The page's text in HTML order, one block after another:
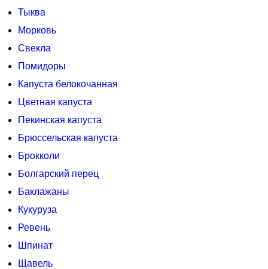
Тыква
Морковь
Свекла
Помидоры
Капуста белокочанная
Цветная капуста
Пекинская капуста
Брюссельская капуста
Брокколи
Болгарский перец
Баклажаны
Кукуруза
Ревень
Шпинат
Щавель